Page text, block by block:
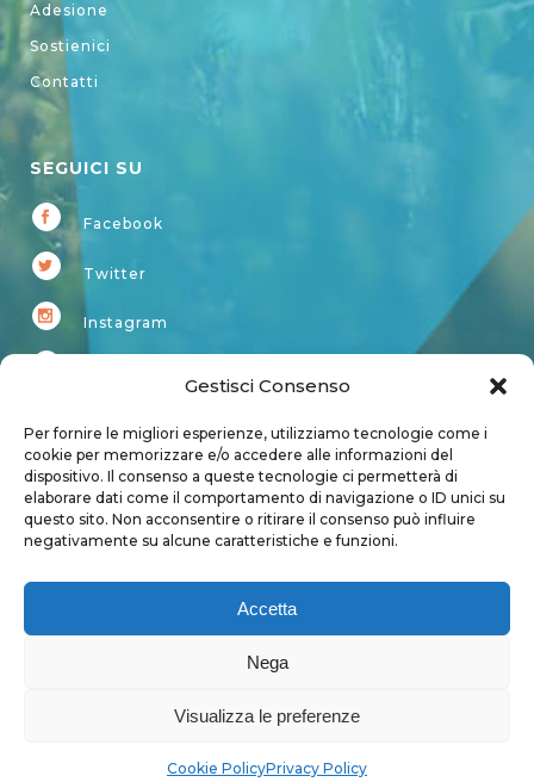
Gestisci Consenso
Per fornire le migliori esperienze, utilizziamo tecnologie come i
cookie per memorizzare e/o accedere alle informazioni del
dispositivo. Il consenso a queste tecnologie ci permetterà di
elaborare dati come il comportamento di navigazione o ID unici su
questo sito. Non acconsentire o ritirare il consenso può influire
negativamente su alcune caratteristiche e funzioni.
Accetta
Nega
Visualizza le preferenze
Cookie PolicyPrivacy Policy
Adesione
Sostienici
Contatti
SEGUICI SU
Facebook
Twitter
Instagram
Account
Login
User page
Copyright 2018 - Tutti i diritti sono riservati